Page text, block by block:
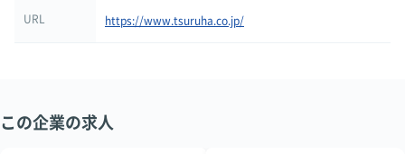
URL https://www.tsuruha.co.jp/
この企業の求人